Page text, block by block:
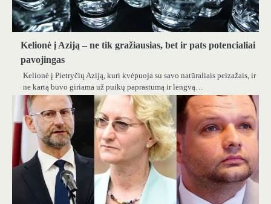
Kelionė į Aziją – ne tik gražiausias, bet ir pats potencialiai
pavojingas
Kelionė į Pietryčių Aziją, kuri kvėpuoja su savo natūraliais peizažais, ir
ne kartą buvo giriama už puikų paprastumą ir lengvą…